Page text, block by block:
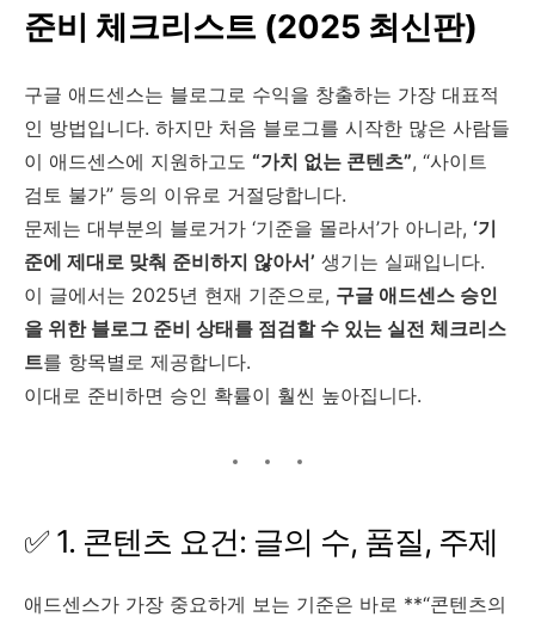
준비 체크리스트 (2025 최신판)
구글 애드센스는 블로그로 수익을 창출하는 가장 대표적
인 방법입니다. 하지만 처음 블로그를 시작한 많은 사람들
이 애드센스에 지원하고도 “가치 없는 콘텐츠”, “사이트
검토 불가” 등의 이유로 거절당합니다.
문제는 대부분의 블로거가 ‘기준을 몰라서’가 아니라, ‘기
준에 제대로 맞춰 준비하지 않아서’ 생기는 실패입니다.
이 글에서는 2025년 현재 기준으로, 구글 애드센스 승인
을 위한 블로그 준비 상태를 점검할 수 있는 실전 체크리스
트를 항목별로 제공합니다.
이대로 준비하면 승인 확률이 훨씬 높아집니다.
✅ 1. 콘텐츠 요건: 글의 수, 품질, 주제
애드센스가 가장 중요하게 보는 기준은 바로 **“콘텐츠의